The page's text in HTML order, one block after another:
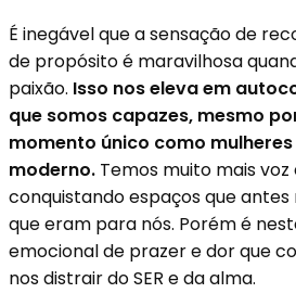
É inegável que a sensação de
de propósito é maravilhosa
paixão. Isso nos eleva em
que somos capazes, mesmo
momento único como
moderno. Temos muito mais
conquistando espaços que
que eram para nós. Porém é
emocional de prazer e dor que
nos distrair do SER e da alma.